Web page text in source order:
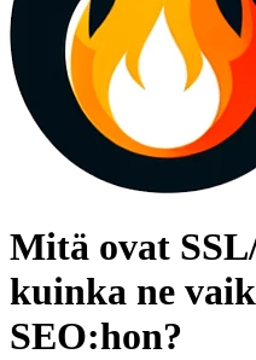
Mitä ovat
kuinka ne
SEO:hon?